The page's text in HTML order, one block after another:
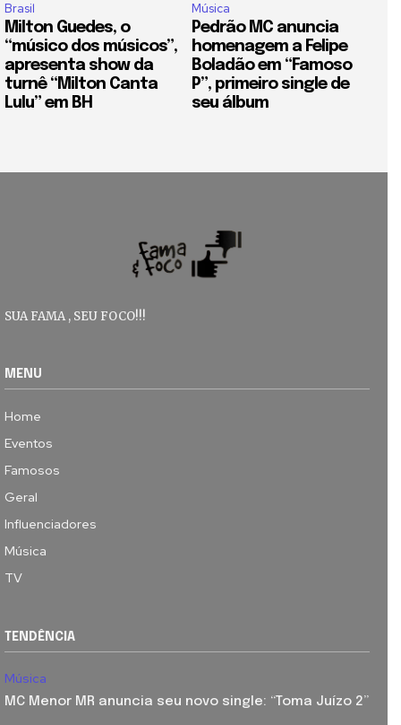
Brasil
Milton Guedes, o
“músico dos músicos”,
apresenta show da
turnê “Milton Canta
Lulu” em BH
Música
Pedrão MC anuncia
homenagem a Felipe
Boladão em “Famoso
P”, primeiro single de
seu álbum
SUA FAMA , SEU FOCO!!!
MENU
Home
Eventos
Famosos
Geral
Influenciadores
Música
TV
TENDÊNCIA
Música
MC Menor MR anuncia seu novo single: “Toma Juízo 2”